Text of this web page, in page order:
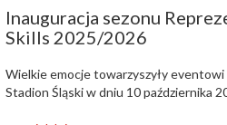
Inauguracja sezonu
Skills 2025/2026
Wielkie emocje towarzyszyły
Stadion Śląski w dniu 10 października